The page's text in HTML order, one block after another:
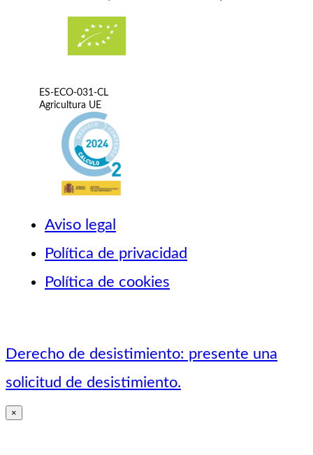
ES-ECO-031-CL
Agricultura UE
Aviso legal
Política de privacidad
Política de cookies
Derecho de desistimiento: presente una
solicitud de desistimiento.
×